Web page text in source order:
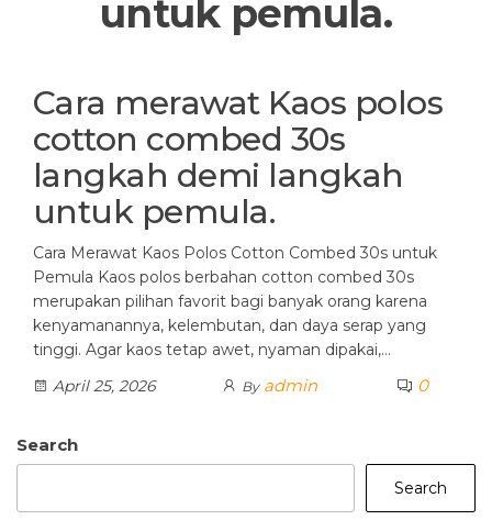
untuk pemula.
Cara merawat Kaos polos
cotton combed 30s
langkah demi langkah
untuk pemula.
Cara Merawat Kaos Polos Cotton Combed 30s untuk
Pemula Kaos polos berbahan cotton combed 30s
merupakan pilihan favorit bagi banyak orang karena
kenyamanannya, kelembutan, dan daya serap yang
tinggi. Agar kaos tetap awet, nyaman dipakai,…
April 25, 2026
By admin 0
Search
Search